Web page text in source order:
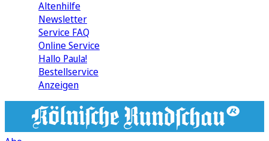
Altenhilfe
Newsletter
Service FAQ
Online Service
Hallo Paula!
Bestellservice
Anzeigen